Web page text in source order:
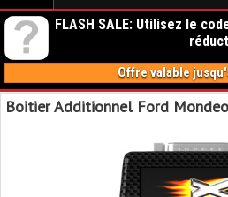
FLASH SALE: Utilisez le
Offre valable
Boitier Additionnel Ford